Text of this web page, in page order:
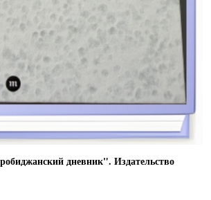
дневник". Издательство